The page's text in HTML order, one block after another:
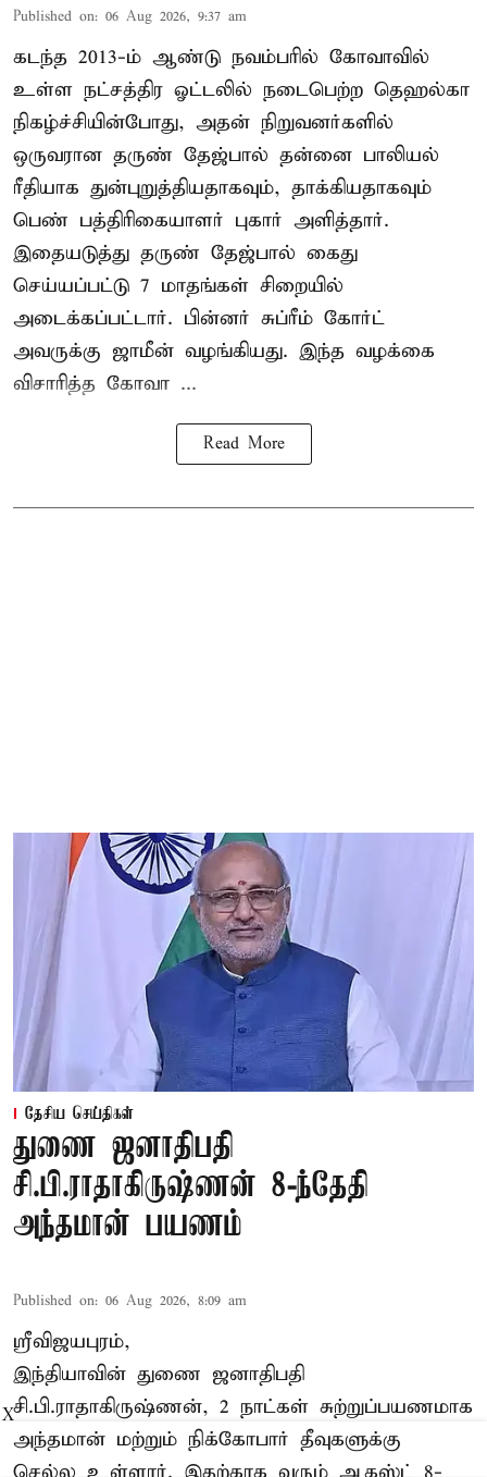
Published on: 06 Aug 2026, 9:37 am
கடந்த 2013-ம் ஆண்டு நவம்பரில் கோவாவில்
உள்ள நட்சத்திர ஓட்டலில் நடைபெற்ற தெஹல்கா
நிகழ்ச்சியின்போது, அதன் நிறுவனர்களில்
ஒருவரான தருண் தேஜ்பால் தன்னை பாலியல்
ரீதியாக துன்புறுத்தியதாகவும், தாக்கியதாகவும்
பெண் பத்திரிகையாளர் புகார் அளித்தார்.
இதையடுத்து தருண் தேஜ்பால் கைது
செய்யப்பட்டு 7 மாதங்கள் சிறையில்
அடைக்கப்பட்டார். பின்னர் சுப்ரீம் கோர்ட்
அவருக்கு ஜாமீன் வழங்கியது. இந்த வழக்கை
விசாரித்த கோவா ...
Read More
தேசிய செய்திகள்
துணை ஜனாதிபதி
சி.பி.ராதாகிருஷ்ணன் 8-ந்தேதி
அந்தமான் பயணம்
Published on: 06 Aug 2026, 8:09 am
ஸ்ரீவிஜயபுரம்,
இந்தியாவின் துணை ஜனாதிபதி
சி.பி.ராதாகிருஷ்ணன், 2 நாட்கள் சுற்றுப்பயணமாக
அந்தமான் மற்றும் நிக்கோபார் தீவுகளுக்கு
X